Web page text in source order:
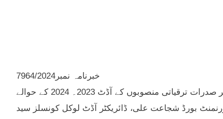
خبرنامہ نمبر7964/2024
کوئٹہ 24 دسمبر۔ سیکرٹری بلدیات و دیہی ترقی عبدالروف بلوچ کی زیر صدرات ترقیاتی منصوبوں کے آڈٹ 2023۔ 2024 کے حوالے
بورڈ شجاعت علی، ڈائریکٹر آڈٹ لوکل کونسلز سید